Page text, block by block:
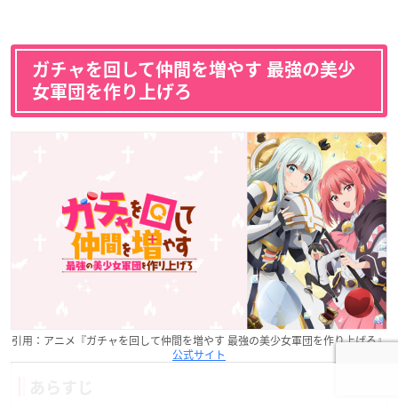
ガチャを回して仲間を増やす 最強の美少
女軍団を作り上げろ
引用：アニメ『ガチャを回して仲間を増やす 最強の美少女軍団を作り上げろ』
公式サイト